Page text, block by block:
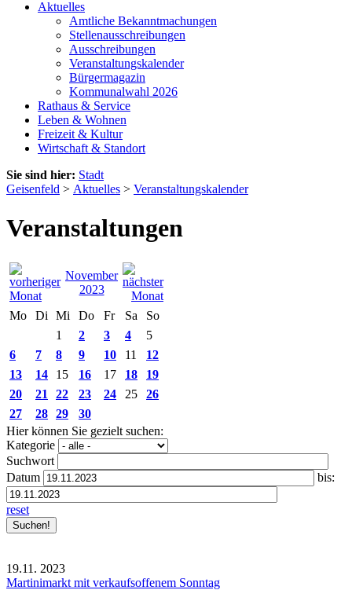
Aktuelles
Amtliche Bekanntmachungen
Stellenausschreibungen
Ausschreibungen
Veranstaltungskalender
Bürgermagazin
Kommunalwahl 2026
Rathaus & Service
Leben & Wohnen
Freizeit & Kultur
Wirtschaft & Standort
Sie sind hier: Stadt
Geisenfeld > Aktuelles > Veranstaltungskalender
Veranstaltungen
November
2023
Mo
Di Mi Do Fr Sa
So
1
2 3 4
5
6
7 8 9 10 11
12
13
14 15 16 17 18
19
20
21 22 23 24 25
26
27
28 29
30
Hier können Sie gezielt suchen:
Kategorie
Suchwort
Datum
bis:
reset
19.11. 2023
Martinimarkt mit verkaufsoffenem Sonntag